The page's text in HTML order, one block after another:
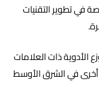
تطوير التقنيات
الأدوية ذات العلامات
أخرى في الشرق الأوسط